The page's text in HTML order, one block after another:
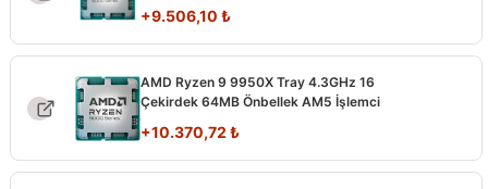
+9.506,10 ₺
AMD Ryzen 9 9950X Tray 4.3GHz 16
Çekirdek 64MB Önbellek AM5 İşlemci
+10.370,72 ₺